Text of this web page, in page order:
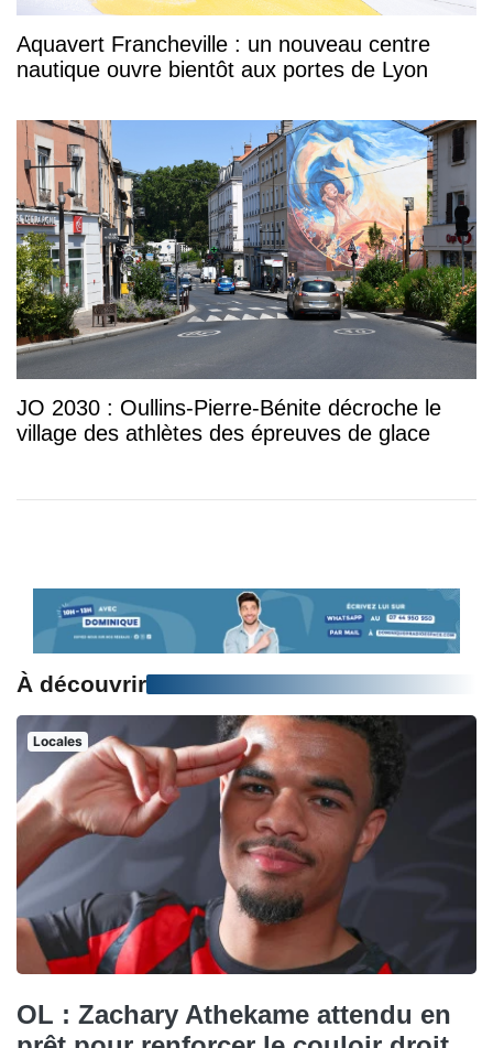
Aquavert Francheville : un nouveau centre
nautique ouvre bientôt aux portes de Lyon
JO 2030 : Oullins-Pierre-Bénite décroche le
village des athlètes des épreuves de glace
À découvrir
Locales
OL : Zachary Athekame attendu en